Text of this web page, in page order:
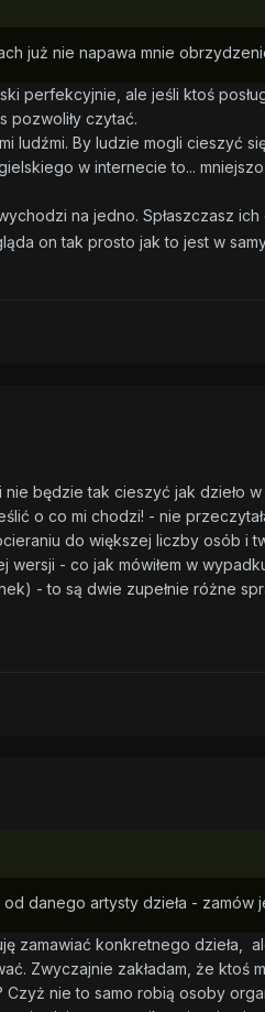
już nie napawa mnie
perfekcyjnie, ale jeśli ktoś
pozwoliły czytać.
ludźmi. By ludzie mogli cieszyć
w internecie to...
na jedno. Spłaszczasz
on tak prosto jak to jest w
będzie tak cieszyć jak dzieło
o co mi chodzi! - nie
do większej liczby osób i
- co jak mówiłem w
- to są dwie zupełnie różne
danego artysty dzieła - zamów
zamawiać konkretnego
Zwyczajnie zakładam, że ktoś
Czyż nie to samo robią osoby